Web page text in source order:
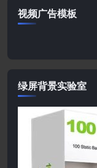
视频广告模板
绿屏背景实验室